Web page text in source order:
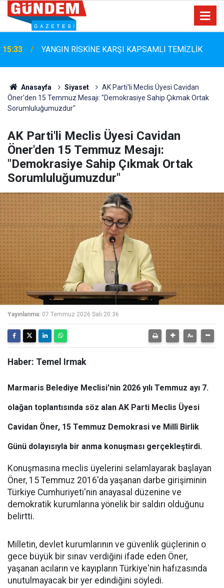
15:33 YANGIN RİSKİNE KARŞI KAPSAMLI TEMİZLİK
Marmaris Belediyespor'da Altyapıya Güçlü Takviye:
Anasayfa Siyaset
AK Parti'li Meclis Üyesi Cavidan
Öner'den 15 Temmuz Mesajı: "Demokrasiye Sahip Çıkmak Ortak
Sorumluluğumuzdur"
AK Parti'li Meclis Üyesi Cavidan
Öner'den 15 Temmuz Mesajı:
"Demokrasiye Sahip Çıkmak Ortak
Sorumluluğumuzdur"
Yayınlanma: 07 Temmuz 2026 Salı 20:36
Haber: Temel Irmak
Marmaris Belediye Meclisi'nin 2026 yılı Temmuz ayı 7.
olağan toplantısında söz alan AK Parti Meclis Üyesi
Cavidan Öner, 15 Temmuz Demokrasi ve Millî Birlik
Günü dolayısıyla bir anma konuşması gerçekleştirdi.
Konuşmasına meclis üyelerini selamlayarak başlayan
Öner, 15 Temmuz 2016'da yaşanan darbe girişiminin
Türkiye Cumhuriyeti'nin anayasal düzenine ve
demokratik kurumlarına yönelik bir saldırı olduğunu
belirtti.
Milletin, devlet kurumlarının ve güvenlik güçlerinin o
gece büyük bir sınav verdiğini ifade eden Öner,
yaşanan acıların ve kayıpların Türkiye'nin hafızasında
unutulmayacak bir yer edindiğini söyledi.